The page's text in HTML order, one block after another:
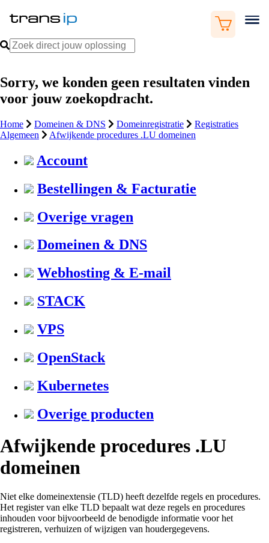
Sorry, we konden geen resultaten vinden
voor jouw zoekopdracht.
Home Domeinen & DNS Domeinregistratie
Registraties
Algemeen
Afwijkende procedures .LU domeinen
Account
Bestellingen & Facturatie
Overige vragen
Domeinen & DNS
Webhosting & E-mail
STACK
VPS
OpenStack
Kubernetes
Overige producten
Afwijkende procedures .LU
domeinen
Niet elke domeinextensie (TLD) heeft dezelfde regels en procedures.
Het register van elke TLD bepaalt wat deze regels en procedures
inhouden voor bijvoorbeeld de benodigde informatie voor het
registreren, verhuizen of wijzigen van houdergegevens.